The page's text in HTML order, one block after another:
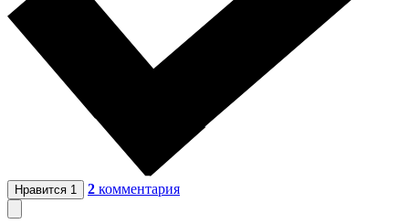
Нравится 1 2 комментария